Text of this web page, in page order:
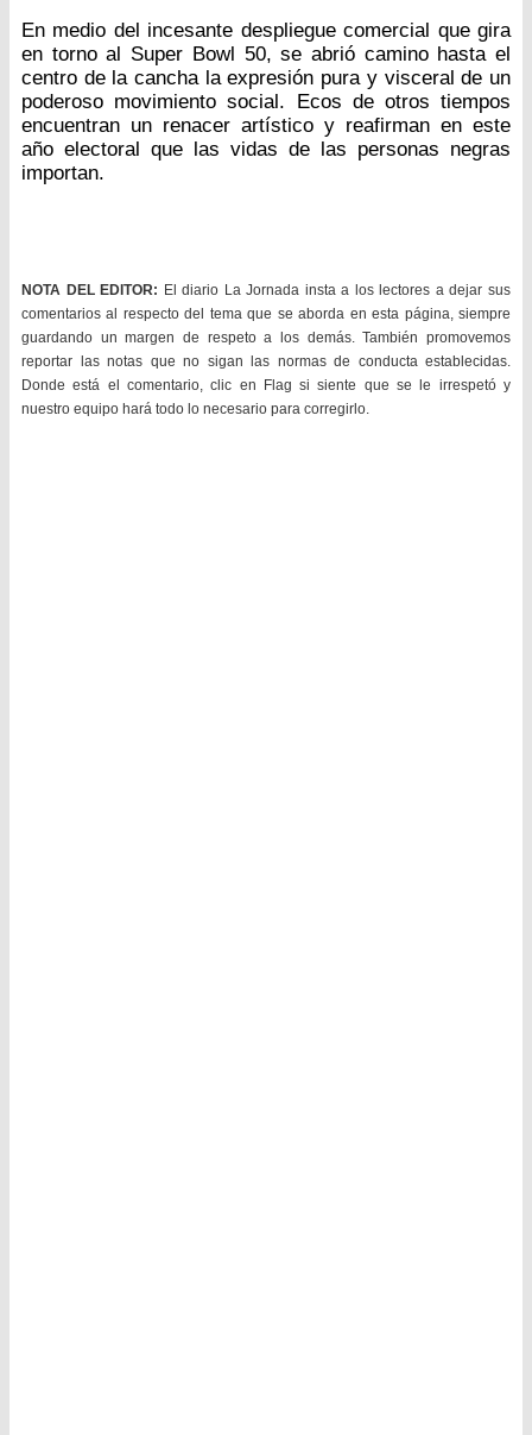
En medio del incesante despliegue comercial que gira
en torno al Super Bowl 50, se abrió camino hasta el
centro de la cancha la expresión pura y visceral de un
poderoso movimiento social. Ecos de otros tiempos
encuentran un renacer artístico y reafirman en este
año electoral que las vidas de las personas negras
importan.
NOTA DEL EDITOR: El diario La Jornada insta a los lectores a dejar sus
comentarios al respecto del tema que se aborda en esta página, siempre
guardando un margen de respeto a los demás. También promovemos
reportar las notas que no sigan las normas de conducta establecidas.
Donde está el comentario, clic en Flag si siente que se le irrespetó y
nuestro equipo hará todo lo necesario para corregirlo.